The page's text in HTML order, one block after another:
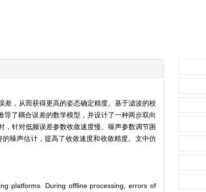
，从而获得更高的姿态确定精度。基于滤波的校
了耦合误差的数学模型，并设计了一种两步双向
针对低频误差参数收敛速度慢、噪声参数调节困
噪声估计，提高了收敛速度和收敛精度。文中仿
platforms. During offline processing, errors of